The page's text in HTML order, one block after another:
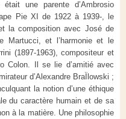
une parente d’Ambrosio
Pie XI de 1922 à 1939-, le
la composition avec José de
Martucci, et l’harmonie et le
(1897-1963), compositeur et
Colon. Il se lie d’amitié avec
d’Alexandre BraÏlowski ;
la notion d’une éthique
du caractère humain et de sa
à la matière. Une philosophie